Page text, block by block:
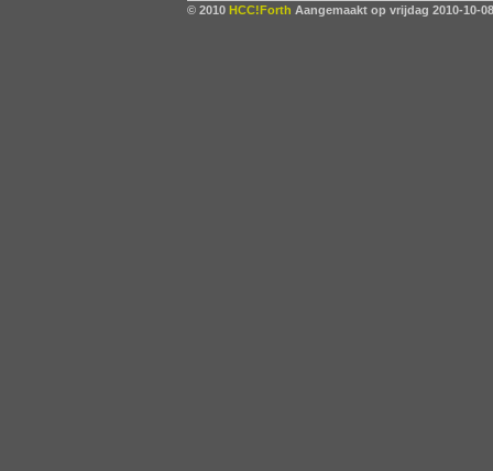
© 2010 HCC!Forth Aangemaakt op vrijdag 2010-10-